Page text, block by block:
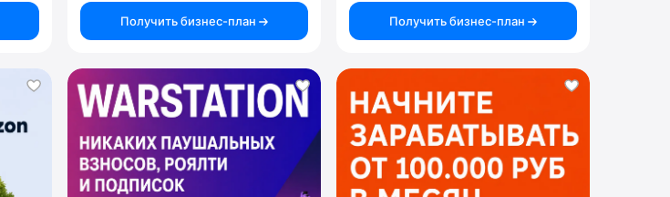
Получить бизнес-план
Получить бизнес-план